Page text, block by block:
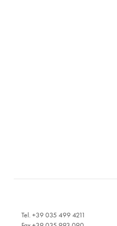
Tel. +39 035 499 4211